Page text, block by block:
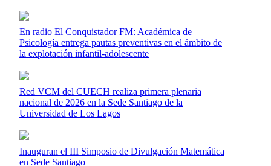
En radio El Conquistador FM: Académica de
Psicología entrega pautas preventivas en el ámbito de
la explotación infantil-adolescente
Red VCM del CUECH realiza primera plenaria
nacional de 2026 en la Sede Santiago de la
Universidad de Los Lagos
Inauguran el III Simposio de Divulgación Matemática
en Sede Santiago